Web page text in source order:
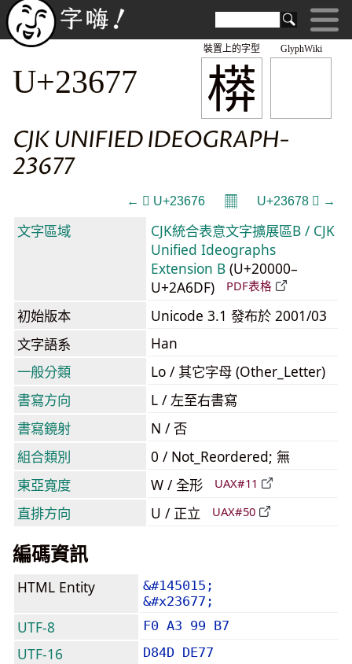
GlyphWiki
𣙷
裝置上的字型
U+23677
CJK UNIFIED IDEOGRAPH-
23677
← 𣙶 U+23676 𝄜 U+23678 𣙸 →
文字區域
CJK統合表意文字擴展區B / CJK
Unified Ideographs
Extension B (U+20000–
U+2A6DF)
PDF表格
初始版本
Unicode 3.1 發布於 2001/03
文字語系
Han
一般分類
Lo / 其它字母 (Other_Letter)
書寫方向
L / 左至右書寫
書寫鏡射
N / 否
組合類別
0 / Not_Reordered; 無
東亞寬度
W / 全形 UAX#11
直排方向 U / 正立 UAX#50
編碼資訊
HTML Entity
&#145015;
&#x23677;
UTF-8 F0 A3 99 B7
UTF-16 D84D DE77